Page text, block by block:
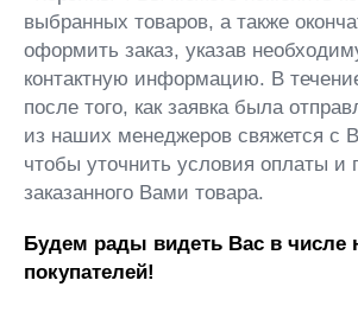
выбранных товаров, а также
оформить заказ, указав
контактную информацию. В
после того, как заявка была
из наших менеджеров свяжется с
чтобы уточнить условия оплаты и
заказанного Вами товара.
Будем рады видеть Вас в числе
покупателей!